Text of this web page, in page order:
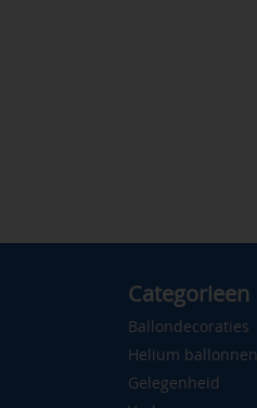
Categorieen
Ballondecoraties
Helium ballonnen
Gelegenheid